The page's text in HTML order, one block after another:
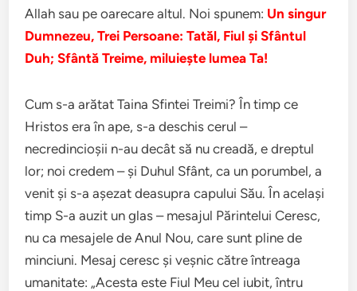
Allah sau pe oarecare altul. Noi spunem: Un singur
Dumnezeu, Trei Persoane: Tatăl, Fiul şi Sfântul
Duh; Sfântă Treime, miluieşte lumea Ta!
Cum s-a arătat Taina Sfintei Treimi? În timp ce
Hristos era în ape, s-a deschis cerul –
necredincioşii n-au decât să nu creadă, e dreptul
lor; noi credem – şi Duhul Sfânt, ca un porumbel, a
venit şi s-a aşezat deasupra capului Său. În acelaşi
timp S-a auzit un glas – mesajul Părintelui Ceresc,
nu ca mesajele de Anul Nou, care sunt pline de
minciuni. Mesaj ceresc şi veşnic către întreaga
umanitate: „Acesta este Fiul Meu cel iubit, întru